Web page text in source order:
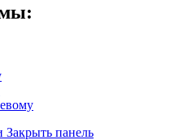
Закрыть панель